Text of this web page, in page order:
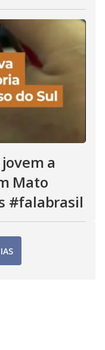
a
Mato
#falabrasil